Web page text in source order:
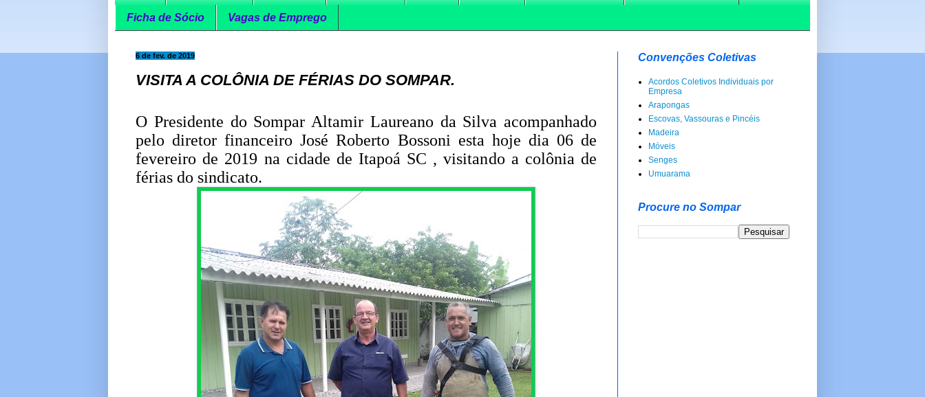
Ficha de Sócio Vagas de Emprego
6 de fev. de 2019
VISITA A COLÔNIA DE FÉRIAS DO SOMPAR.
O Presidente do Sompar Altamir Laureano da Silva acompanhado
pelo diretor financeiro José Roberto Bossoni esta hoje dia 06 de
fevereiro de 2019 na cidade de Itapoá SC , visitando a colônia de
férias do sindicato.
Convenções Coletivas
Acordos Coletivos Individuais por
Empresa
Arapongas
Escovas, Vassouras e Pincéis
Madeira
Móveis
Senges
Umuarama
Procure no Sompar